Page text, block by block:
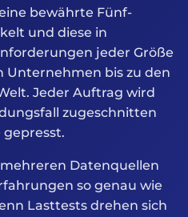
bewährte Fünf-
und diese in
jeder Größe
Unternehmen bis zu den
Jeder Auftrag wird
zugeschnitten
gepresst.
Datenquellen
so genau wie
Lasttests drehen sich